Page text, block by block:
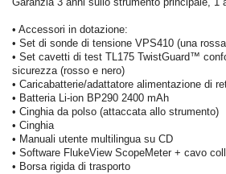
• Accessori in dotazione:
• Set di sonde di tensione VPS410 (una
• Set cavetti di test TL175 TwistGuard™
sicurezza (rosso e nero)
• Caricabatterie/adattatore alimentazione di
• Batteria Li-ion BP290 2400 mAh
• Cinghia da polso (attaccata allo strumento)
• Cinghia
• Manuali utente multilingua su CD
• Software FlukeView ScopeMeter + cavo
• Borsa rigida di trasporto